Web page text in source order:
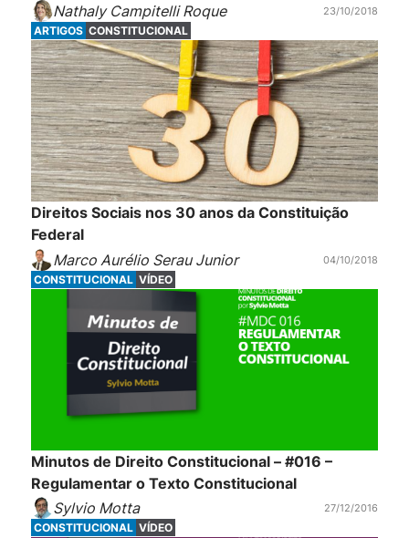
Nathaly Campitelli Roque
23/10/2018
ARTIGOS CONSTITUCIONAL
Direitos Sociais nos 30 anos da Constituição
Federal
Marco Aurélio Serau Junior
04/10/2018
CONSTITUCIONAL VÍDEO
Minutos de Direito Constitucional – #016 –
Regulamentar o Texto Constitucional
Sylvio Motta
27/12/2016
CONSTITUCIONAL VÍDEO